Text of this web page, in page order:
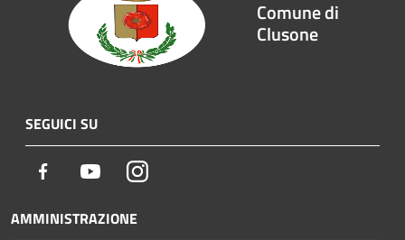
Comune di
Clusone
SEGUICI SU
Facebook YoutubeInstagram
AMMINISTRAZIONE